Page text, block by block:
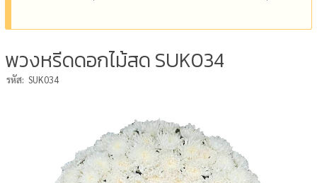
พวงหรีดดอกไม้สด SUK034
รหัส: SUK034